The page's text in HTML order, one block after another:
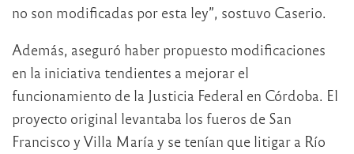
no son modificadas por esta ley”, sostuvo Caserio.
Además, aseguró haber propuesto modificaciones
en la iniciativa tendientes a mejorar el
funcionamiento de la Justicia Federal en Córdoba. El
proyecto original levantaba los fueros de San
Francisco y Villa María y se tenían que litigar a Río